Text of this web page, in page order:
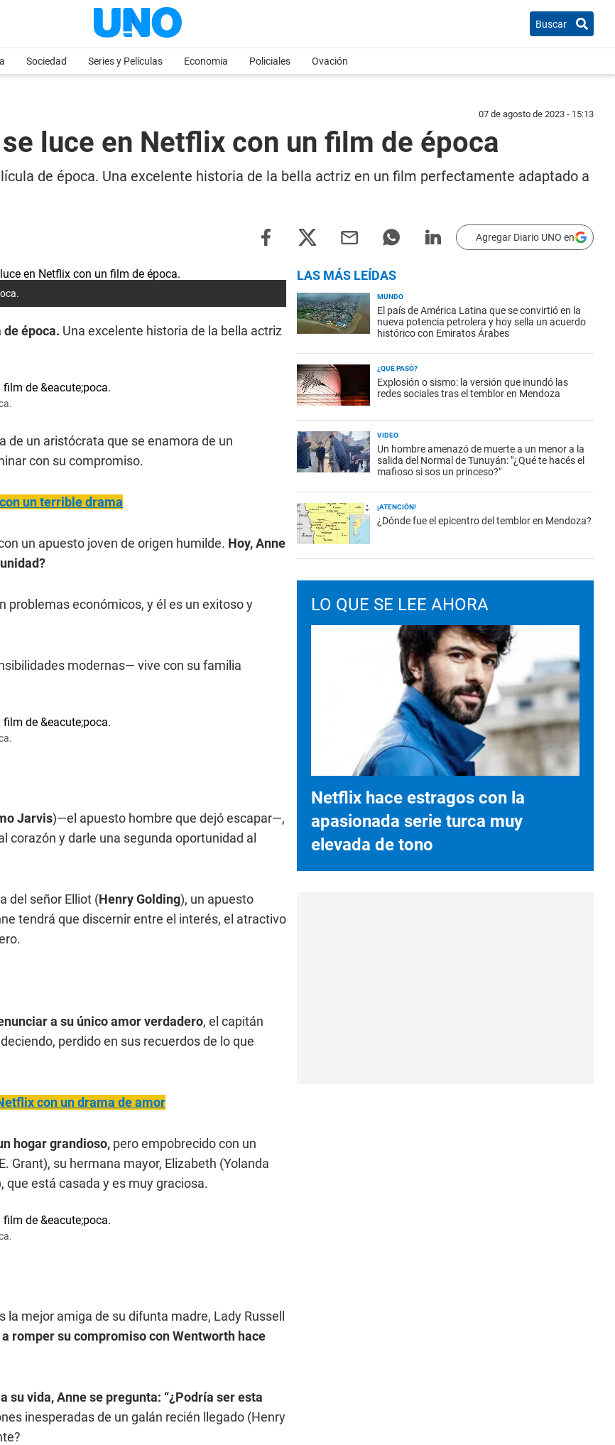
Buscar
Sociedad Series y Películas Economia Policiales Ovación
07 de agosto de 2023 - 15:13
luce en Netflix con un film de época
de época. Una excelente historia de la bella actriz en un film perfectamente adaptado a
Agregar Diario UNO en
época. Una excelente historia de la bella actriz
de un aristócrata que se enamora de un
con su compromiso.
un terrible drama
un apuesto joven de origen humilde. Hoy, Anne
problemas económicos, y él es un exitoso y
modernas— vive con su familia
Jarvis)—el apuesto hombre que dejó escapar—,
corazón y darle una segunda oportunidad al
del señor Elliot (Henry Golding), un apuesto
tendrá que discernir entre el interés, el atractivo
a su único amor verdadero, el capitán
perdido en sus recuerdos de lo que
con un drama de amor
hogar grandioso, pero empobrecido con un
Grant), su hermana mayor, Elizabeth (Yolanda
que está casada y es muy graciosa.
mejor amiga de su difunta madre, Lady Russell
romper su compromiso con Wentworth hace
vida, Anne se pregunta: “¿Podría ser esta
inesperadas de un galán recién llegado (Henry
LAS MÁS LEÍDAS
MUNDO
El país de América Latina que se convirtió en la
nueva potencia petrolera y hoy sella un acuerdo
histórico con Emiratos Árabes
¿QUÉ PASÓ?
Explosión o sismo: la versión que inundó las
redes sociales tras el temblor en Mendoza
VIDEO
Un hombre amenazó de muerte a un menor a la
salida del Normal de Tunuyán: "¿Qué te hacés el
mafioso si sos un princeso?"
¡ATENCIÓN!
¿Dónde fue el epicentro del temblor en Mendoza?
LO QUE SE LEE AHORA
Netflix hace estragos con la
apasionada serie turca muy
elevada de tono